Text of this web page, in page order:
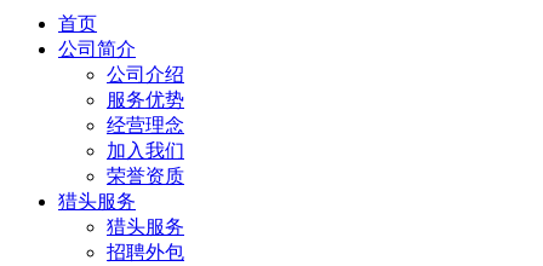
首页
公司简介
公司介绍
服务优势
经营理念
加入我们
荣誉资质
猎头服务
猎头服务
招聘外包